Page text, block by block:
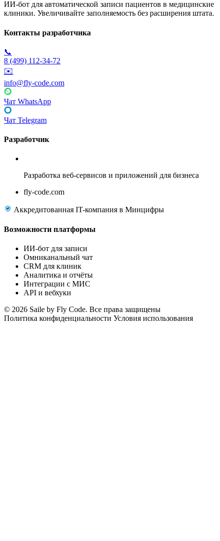
ИИ-бот для автоматической записи пациентов в медицинские
клиники. Увеличивайте заполняемость без расширения штата.
Контакты разработчика
📞
8 (499) 112-34-72
✉️
info@fly-code.com
Чат WhatsApp
Чат Telegram
Разработчик
Разработка веб-сервисов и приложений для бизнеса
fly-code.com
Аккредитованная IT-компания в Минцифры
Возможности платформы
ИИ-бот для записи
Омниканальный чат
CRM для клиник
Аналитика и отчёты
Интеграции с МИС
API и вебхуки
© 2026 Saile by Fly Code. Все права защищены
Политика конфиденциальности Условия использования